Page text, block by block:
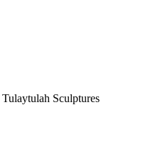
Tulaytulah Sculptures